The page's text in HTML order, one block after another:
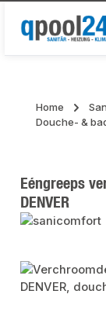
Ga naar de
Home
Douche- &
Eéngreeps
DENVER